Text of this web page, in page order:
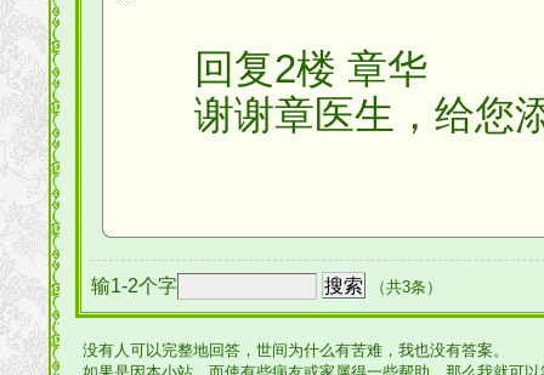
回复2楼 章华
谢谢章医生，给您
输1-2个字 （共3条）
没有人可以完整地回答，世间为什么有苦难，我也没有答案。